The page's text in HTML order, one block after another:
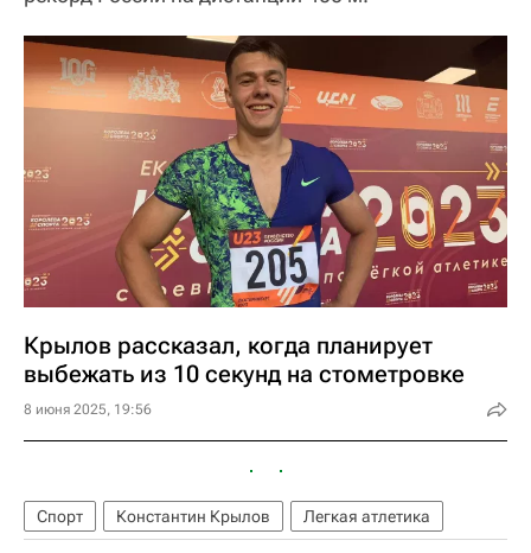
Крылов рассказал, когда планирует
выбежать из 10 секунд на стометровке
8 июня 2025, 19:56
Спорт Константин Крылов Легкая атлетика